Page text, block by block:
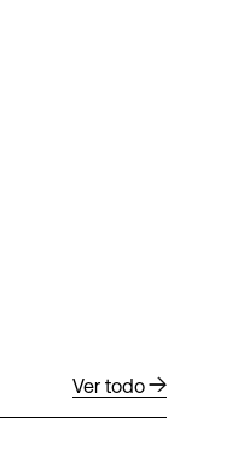
Ver todo